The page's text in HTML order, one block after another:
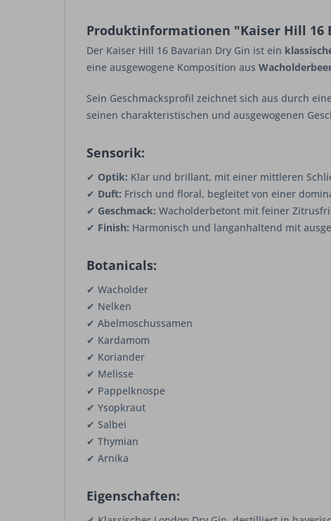
Produktinformationen "Kaiser Hill 16
Der Kaiser Hill 16 Bavarian Dry Gin ist ein
eine ausgewogene Komposition aus
Sein Geschmacksprofil zeichnet sich aus durch
seinen charakteristischen und ausgewogenen
Sensorik:
✔ Optik: Klar und brillant, mit einer mittleren
✔ Duft: Frisch und floral, begleitet von einer
✔ Geschmack: Wacholderbetont mit feiner
✔ Finish: Harmonisch und langanhaltend mit
Botanicals:
✔ Wacholder
✔ Nelken
✔ Abelmoschussamen
✔ Kardamom
✔ Koriander
✔ Melisse
✔ Pappelknospe
✔ Ysopkraut
✔ Salbei
✔ Thymian
✔ Arnika
Eigenschaften: